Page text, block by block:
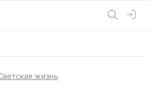
жизнь